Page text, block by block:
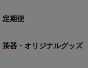
定期便
茶器・オリジナルグッズ